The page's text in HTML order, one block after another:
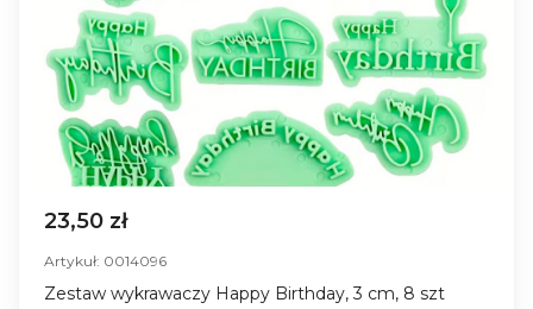
23,50 zł
Artykuł: 0014096
Zestaw wykrawaczy Happy Birthday, 3 cm, 8 szt